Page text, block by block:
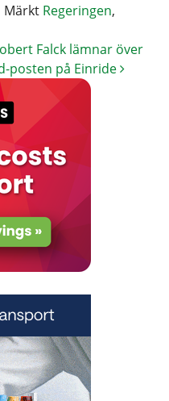
Märkt Regeringen,
Falck lämnar över
posten på Einride